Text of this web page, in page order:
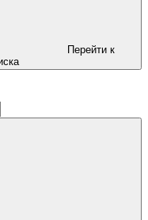
Перейти к